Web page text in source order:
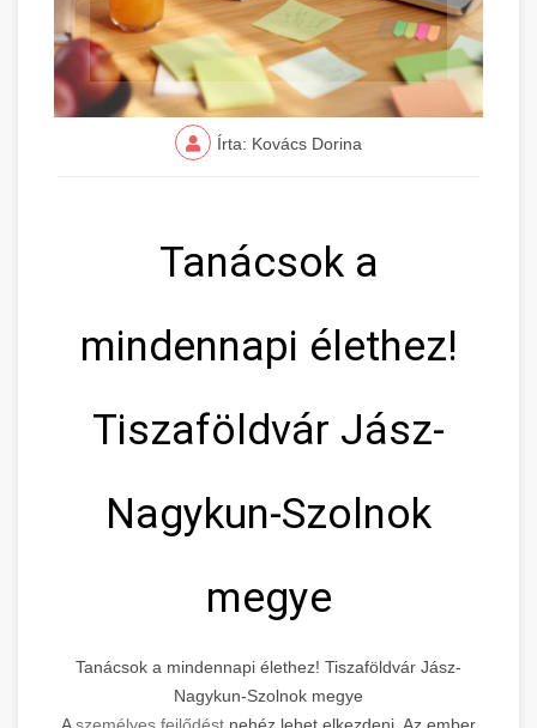
Írta: Kovács Dorina
Tanácsok a
mindennapi élethez!
Tiszaföldvár Jász-
Nagykun-Szolnok
megye
Tanácsok a mindennapi élethez! Tiszaföldvár Jász-
Nagykun-Szolnok megye
Aszemélyes fejlődést nehéz lehet elkezdeni. Az ember